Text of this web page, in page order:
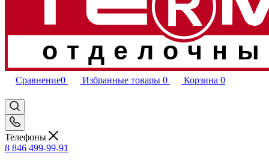
Сравнение0 Избранные товары 0 Корзина 0
Телефоны
8 846 499-99-91